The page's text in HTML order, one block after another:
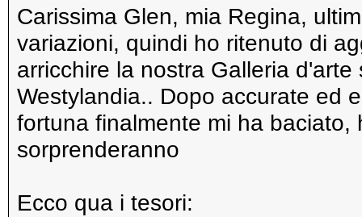
Carissima Glen, mia Regina,
variazioni, quindi ho ritenuto di
arricchire la nostra Galleria
Westylandia.. Dopo accurate ed
fortuna finalmente mi ha baciato,
sorprenderanno
Ecco qua i tesori: